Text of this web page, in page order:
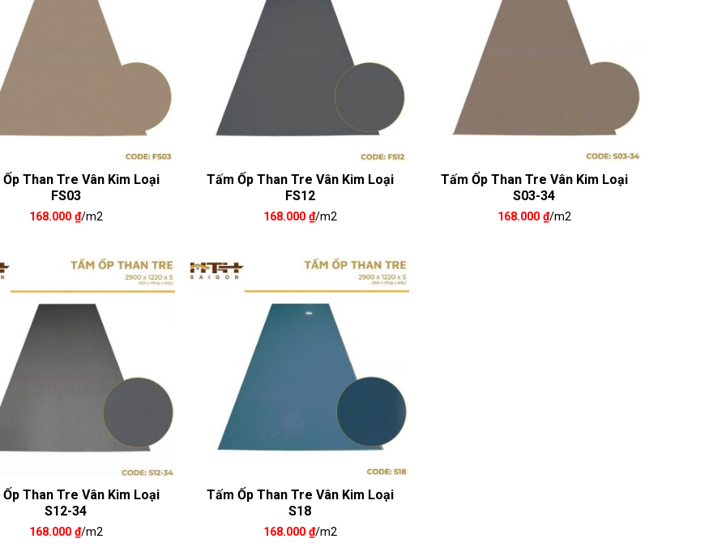
Than Tre Vân Kim Loại
FS03
168.000 ₫/m2
Tấm Ốp Than Tre Vân Kim Loại
FS12
168.000 ₫/m2
Tấm Ốp Than Tre Vân Kim Loại
S03-34
168.000 ₫/m2
Than Tre Vân Kim Loại
S12-34
168.000 ₫/m2
Tấm Ốp Than Tre Vân Kim Loại
S18
168.000 ₫/m2